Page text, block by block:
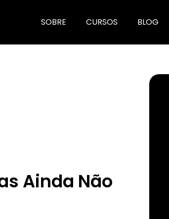
SOBRE CURSOS BLOG
Ainda Não